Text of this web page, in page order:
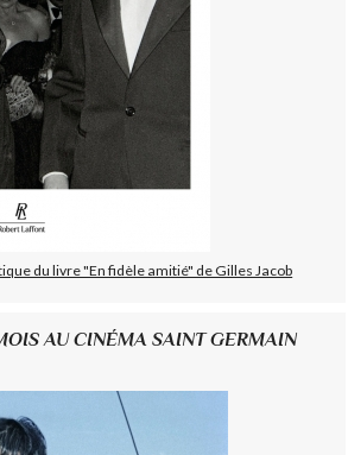
du livre "En fidèle amitié" de Gilles Jacob
AU CINÉMA SAINT GERMAIN